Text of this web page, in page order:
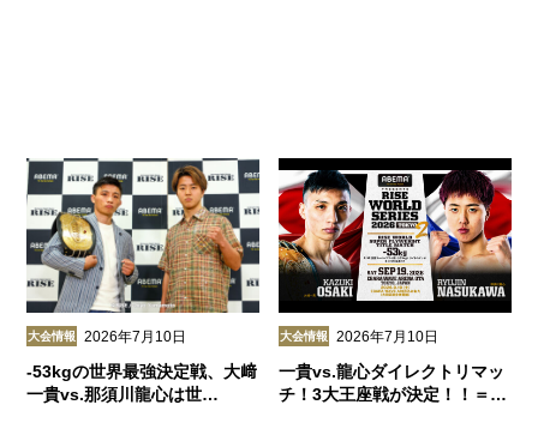
大会情報 2026年7月10日
-53kgの世界最強決定戦、大﨑
一貴vs.那須川龍心は世…
大会情報 2026年7月10日
一貴vs.龍心ダイレクトリマッ
チ！3大王座戦が決定！！＝…